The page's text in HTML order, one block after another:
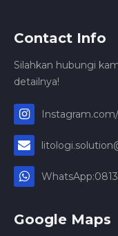
Contact Info
Silahkan hubungi
detailnya!
Google Maps